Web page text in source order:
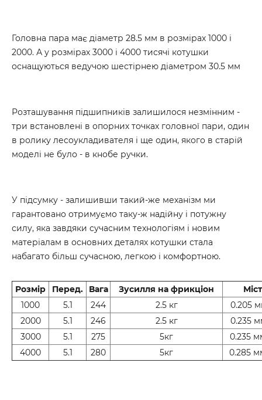
Головна пара має діаметр 28.5 мм в розмірах 1000 і
2000. А у розмірах 3000 і 4000 тисячі котушки
оснащуються ведучою шестірнею діаметром 30.5 мм
Розташування підшипників залишилося незмінним -
три встановлені в опорних точках головної пари, один
в ролику лесоукладивателя і ще один, якого в старій
моделі не було - в кнобе ручки.
У підсумку - залишивши такий-же механізм ми
гарантовано отримуємо таку-ж надійну і потужну
силу, яка завдяки сучасним технологіям і новим
матеріалам в основних деталях котушки стала
набагато більш сучасною, легкою і комфортною.
Розмір Перед. Вага Зусилля на фрикціон
1000
5.1 244 2.5 кг
0.205
2000
5.1 246 2.5 кг
0.235
3000
5.1 275 5кг
0.235
4000
5.1 280 5кг 0.285